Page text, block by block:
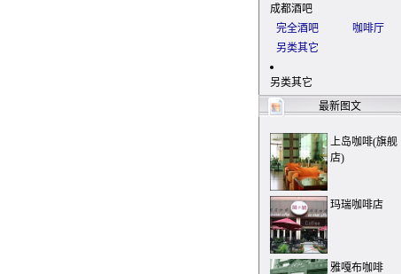
成都酒吧
完全酒吧
咖啡厅
另类其它
另类其它
最新图文
上岛咖啡(旗舰
店)
玛瑞咖啡店
雅嘎布咖啡